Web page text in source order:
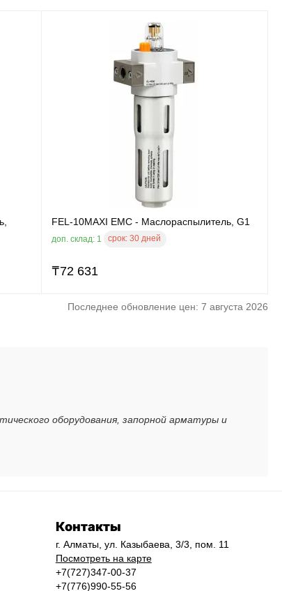
FEL-10MAXI EMC - Маслораспылитель, G1
доп. склад: 1 срок: 30 дней
₸72 631
Последнее обновление цен: 7 августа 2026
оборудования, запорной арматуры и
Контакты
г. Алматы, ул. Казыбаева, 3/3, пом. 11
Посмотреть на карте
+7(727)347-00-37
+7(776)990-55-56